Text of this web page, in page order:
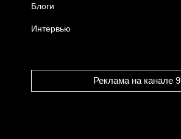
Блоги
Интервью
Реклама на канале 9